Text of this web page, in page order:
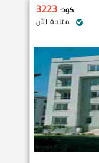
كود: 3223
متاحة الآن